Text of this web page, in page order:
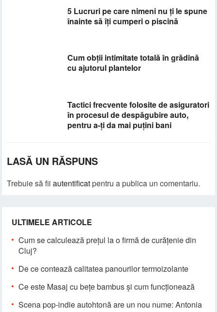
5 Lucruri pe care nimeni nu ți le spune
înainte să îți cumperi o piscină
Cum obții intimitate totală în grădină
cu ajutorul plantelor
​Tactici frecvente folosite de asiguratori
în procesul de despăgubire auto,
pentru a-ți da mai puțini bani
LASĂ UN RĂSPUNS
Trebuie să fiiautentificat pentru a publica un comentariu.
ULTIMELE ARTICOLE
Cum se calculează prețul la o firmă de curățenie din
Cluj?
De ce contează calitatea panourilor termoizolante
Ce este Masaj cu bețe bambus și cum funcționează
Scena pop-indie autohtonă are un nou nume: Antonia